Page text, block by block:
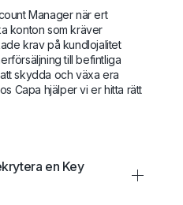
Manager när ert
konton som kräver
krav på kundlojalitet
till befintliga
skydda och växa era
Capa hjälper vi er hitta rätt
en Key